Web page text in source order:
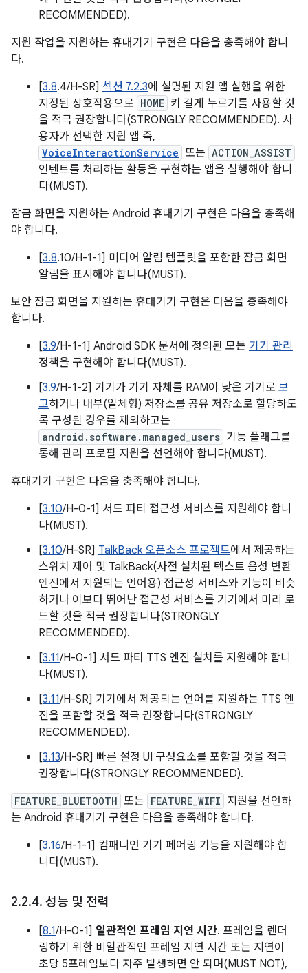
RECOMMENDED).
지원 작업을 지원하는 휴대기기 구현은 다음을 충족해야 합니
다.
[3.8.4/H-SR] 섹션 7.2.3에 설명된 지원 앱 실행을 위한
지정된 상호작용으로 HOME 키 길게 누르기를 사용할 것
을 적극 권장합니다(STRONGLY RECOMMENDED). 사
용자가 선택한 지원 앱 즉,
VoiceInteractionService 또는 ACTION_ASSIST
인텐트를 처리하는 활동을 구현하는 앱을 실행해야 합니
다(MUST).
잠금 화면을 지원하는 Android 휴대기기 구현은 다음을 충족해
야 합니다.
[3.8.10/H-1-1] 미디어 알림 템플릿을 포함한 잠금 화면
알림을 표시해야 합니다(MUST).
보안 잠금 화면을 지원하는 휴대기기 구현은 다음을 충족해야
합니다.
[3.9/H-1-1] Android SDK 문서에 정의된 모든 기기 관리
정책을 구현해야 합니다(MUST).
[3.9/H-1-2] 기기가 기기 자체를 RAM이 낮은 기기로 보
고하거나 내부(일체형) 저장소를 공유 저장소로 할당하도
록 구성된 경우를 제외하고는
android.software.managed_users 기능 플래그를
통해 관리 프로필 지원을 선언해야 합니다(MUST).
휴대기기 구현은 다음을 충족해야 합니다.
[3.10/H-0-1] 서드 파티 접근성 서비스를 지원해야 합니
다(MUST).
[3.10/H-SR] TalkBack 오픈소스 프로젝트에서 제공하는
스위치 제어 및 TalkBack(사전 설치된 텍스트 음성 변환
엔진에서 지원되는 언어용) 접근성 서비스와 기능이 비슷
하거나 이보다 뛰어난 접근성 서비스를 기기에서 미리 로
드할 것을 적극 권장합니다(STRONGLY
RECOMMENDED).
[3.11/H-0-1] 서드 파티 TTS 엔진 설치를 지원해야 합니
다(MUST).
[3.11/H-SR] 기기에서 제공되는 언어를 지원하는 TTS 엔
진을 포함할 것을 적극 권장합니다(STRONGLY
RECOMMENDED).
[3.13/H-SR] 빠른 설정 UI 구성요소를 포함할 것을 적극
권장합니다(STRONGLY RECOMMENDED).
FEATURE_BLUETOOTH 또는 FEATURE_WIFI 지원을 선언하
는 Android 휴대기기 구현은 다음을 충족해야 합니다.
[3.16/H-1-1] 컴패니언 기기 페어링 기능을 지원해야 합
니다(MUST).
2.2.4. 성능 및 전력
[8.1/H-0-1] 일관적인 프레임 지연 시간. 프레임을 렌더
링하기 위한 비일관적인 프레임 지연 시간 또는 지연이
초당 5프레임보다 자주 발생하면 안 되며(MUST NOT),